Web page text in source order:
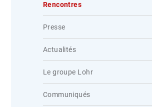
Rencontres
Presse
Actualités
Le groupe Lohr
Communiqués